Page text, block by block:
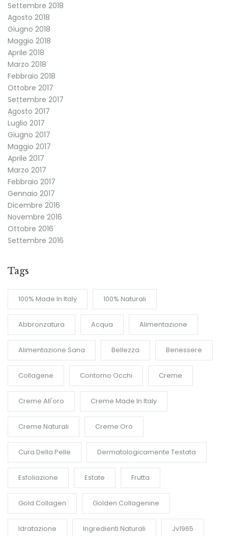
Settembre 2018
Agosto 2018
Giugno 2018
Maggio 2018
Aprile 2018
Marzo 2018
Febbraio 2018
Ottobre 2017
Settembre 2017
Agosto 2017
Luglio 2017
Giugno 2017
Maggio 2017
Aprile 2017
Marzo 2017
Febbraio 2017
Gennaio 2017
Dicembre 2016
Novembre 2016
Ottobre 2016
Settembre 2016
Tags
100% Made In Italy 100% Naturali
Abbronzatura Acqua Alimentazione
Alimentazione Sana Bellezza Benessere
Collagene Contorno Occhi Creme
Creme All'oro Creme Made In Italy
Creme Naturali Creme Oro
Cura Della Pelle Dermatologicamente Testata
Esfoliazione Estate Frutta
Gold Collagen Golden Collagenine
Idratazione Ingredienti Naturali Jv1965